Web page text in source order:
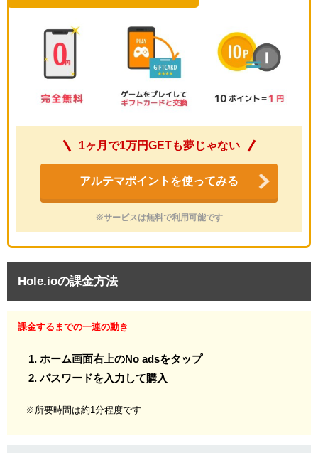
1ヶ月で1万円GETも夢じゃない
アルテマポイントを使ってみる
※サービスは無料で利用可能です
Hole.ioの課金方法
課金するまでの一連の動き
ホーム画面右上のNo adsをタップ
パスワードを入力して購入
※所要時間は約1分程度です